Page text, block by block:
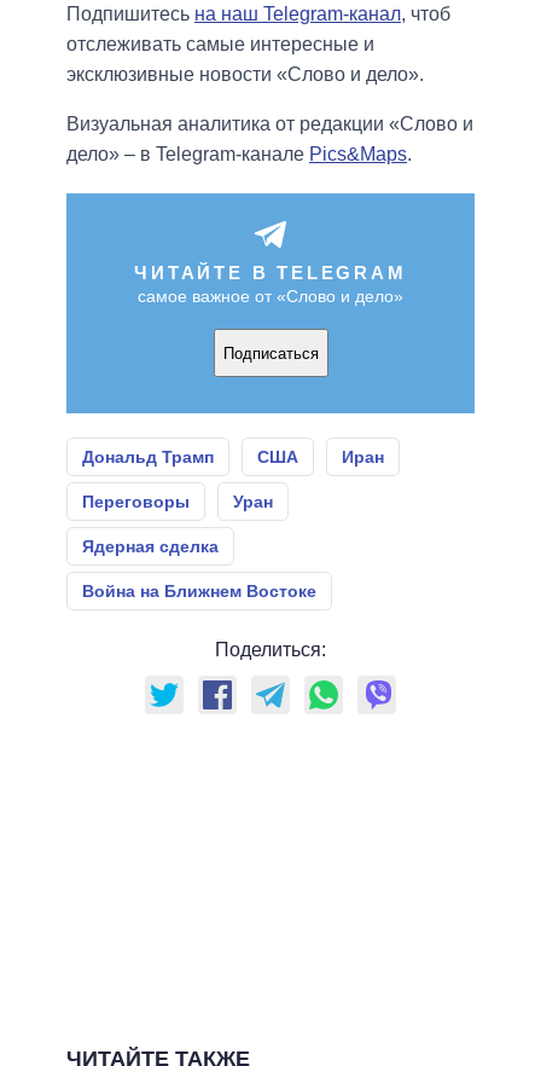
Подпишитесь на наш Telegram-канал, чтоб
отслеживать самые интересные и
эксклюзивные новости «Слово и дело».
Визуальная аналитика от редакции «Слово и
дело» – в Telegram-канале Pics&Maps.
ЧИТАЙТЕ В TELEGRAM
самое важное от «Слово и дело»
Подписаться
Дональд Трамп США Иран
Переговоры Уран
Ядерная сделка
Война на Ближнем Востоке
Поделиться:
ЧИТАЙТЕ ТАКЖЕ